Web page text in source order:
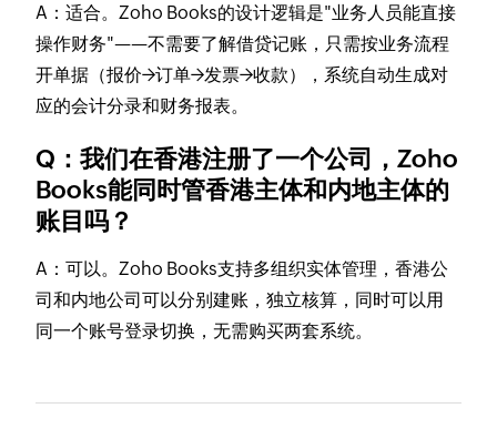
A：适合。Zoho Books的设计逻辑是"业务人员能直接
操作财务"——不需要了解借贷记账，只需按业务流程
开单据（报价→订单→发票→收款），系统自动生成对
应的会计分录和财务报表。
Q：我们在香港注册了一个公司，Zoho
Books能同时管香港主体和内地主体的
账目吗？
A：可以。Zoho Books支持多组织实体管理，香港公
司和内地公司可以分别建账，独立核算，同时可以用
同一个账号登录切换，无需购买两套系统。